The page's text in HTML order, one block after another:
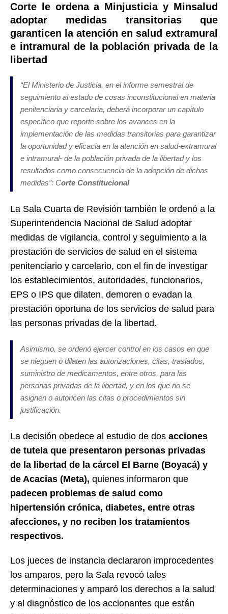
Corte le ordena a Minjusticia y Minsalud
adoptar medidas transitorias que
garanticen la atención en salud extramural
e intramural de la población privada de la
libertad
“ElMinisterio de Justicia, en el informe semestral de
seguimiento al estado de cosas inconstitucional en materia
penitenciaria y carcelaria, deberá incorporar un capítulo
específico que reporte sobre los avances en la
implementación de las medidas transitorias para garantizar
la oportunidad y eficacia en la atención en salud-extramural
e intramural- de la población privada de la libertad y los
resultados como consecuencia de la adopción de dichas
medidas”: Corte Constitucional
La Sala Cuarta de Revisión también le ordenó a la
Superintendencia Nacional de Salud adoptar
medidas de vigilancia, control y seguimiento a la
prestación de servicios de salud en el sistema
penitenciario y carcelario, con el fin de investigar
los establecimientos, autoridades, funcionarios,
EPS o IPS que dilaten, demoren o evadan la
prestación oportuna de los servicios de salud para
las personas privadas de la libertad.
Asimismo, se ordenó ejercer control en los casos en que
se nieguen o dilaten las autorizaciones, citas, traslados,
suministro de medicamentos, entre otros, para las
personas privadas de la libertad, y en los que no se
asignen o autoricen las citas o procedimientos sin
justificación.
La decisión obedece al estudio de dos acciones
de tutela que presentaron personas privadas
de la libertad de la cárcel El Barne (Boyacá) y
de Acacias (Meta), quienes informaron que
padecen problemas de salud como
hipertensión crónica, diabetes, entre otras
afecciones, y no reciben los tratamientos
respectivos.
Los jueces de instancia declararon improcedentes
los amparos, pero la Sala revocó tales
determinaciones y amparó los derechos a la salud
y al diagnóstico de los accionantes que están